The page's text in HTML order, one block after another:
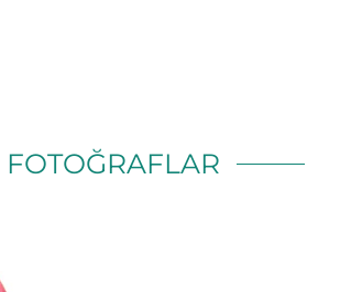
FOTOĞRAFLAR